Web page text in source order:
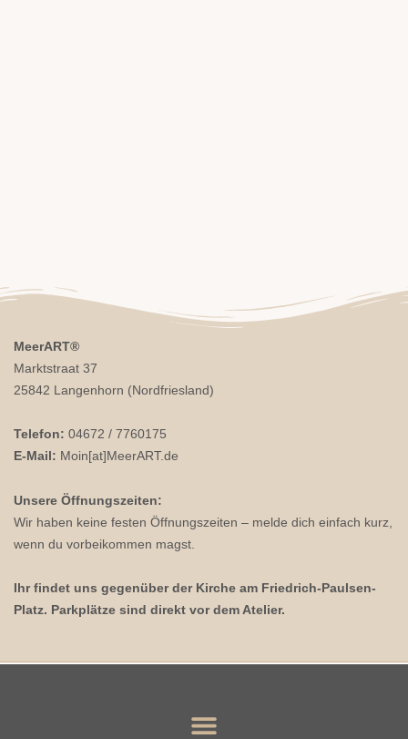
MeerART®
Marktstraat 37
25842 Langenhorn (Nordfriesland)
Telefon: 04672 / 7760175
E-Mail: Moin[at]MeerART.de
Unsere Öffnungszeiten:
Wir haben keine festen Öffnungszeiten – melde dich einfach kurz,
wenn du vorbeikommen magst.
Ihr findet uns gegenüber der Kirche am Friedrich-Paulsen-
Platz. Parkplätze sind direkt vor dem Atelier.